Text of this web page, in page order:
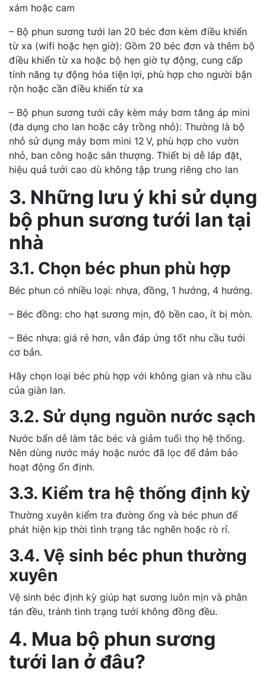
xám hoặc cam
– Bộ phun sương tưới lan 20 béc đơn kèm điều khiển
từ xa (wifi hoặc hẹn giờ): Gồm 20 béc đơn và thêm bộ
điều khiển từ xa hoặc bộ hẹn giờ tự động, cung cấp
tính năng tự động hóa tiện lợi, phù hợp cho người bận
rộn hoặc cần điều khiển từ xa
– Bộ phun sương tưới cây kèm máy bơm tăng áp mini
(đa dụng cho lan hoặc cây trồng nhỏ): Thường là bộ
nhỏ sử dụng máy bơm mini 12 V, phù hợp cho vườn
nhỏ, ban công hoặc sân thượng. Thiết bị dễ lắp đặt,
hiệu quả tưới cao dù không tập trung riêng cho lan
3. Những lưu ý khi sử dụng
bộ phun sương tưới lan tại
nhà
3.1. Chọn béc phun phù hợp
Béc phun có nhiều loại: nhựa, đồng, 1 hướng, 4 hướng.
– Béc đồng: cho hạt sương mịn, độ bền cao, ít bị mòn.
– Béc nhựa: giá rẻ hơn, vẫn đáp ứng tốt nhu cầu tưới
cơ bản.
Hãy chọn loại béc phù hợp với không gian và nhu cầu
của giàn lan.
3.2. Sử dụng nguồn nước sạch
Nước bẩn dễ làm tắc béc và giảm tuổi thọ hệ thống.
Nên dùng nước máy hoặc nước đã lọc để đảm bảo
hoạt động ổn định.
3.3. Kiểm tra hệ thống định kỳ
Thường xuyên kiểm tra đường ống và béc phun để
phát hiện kịp thời tình trạng tắc nghẽn hoặc rò rỉ.
3.4. Vệ sinh béc phun thường
xuyên
Vệ sinh béc định kỳ giúp hạt sương luôn mịn và phân
tán đều, tránh tình trạng tưới không đồng đều.
4. Mua bộ phun sương
tưới lan ở đâu?